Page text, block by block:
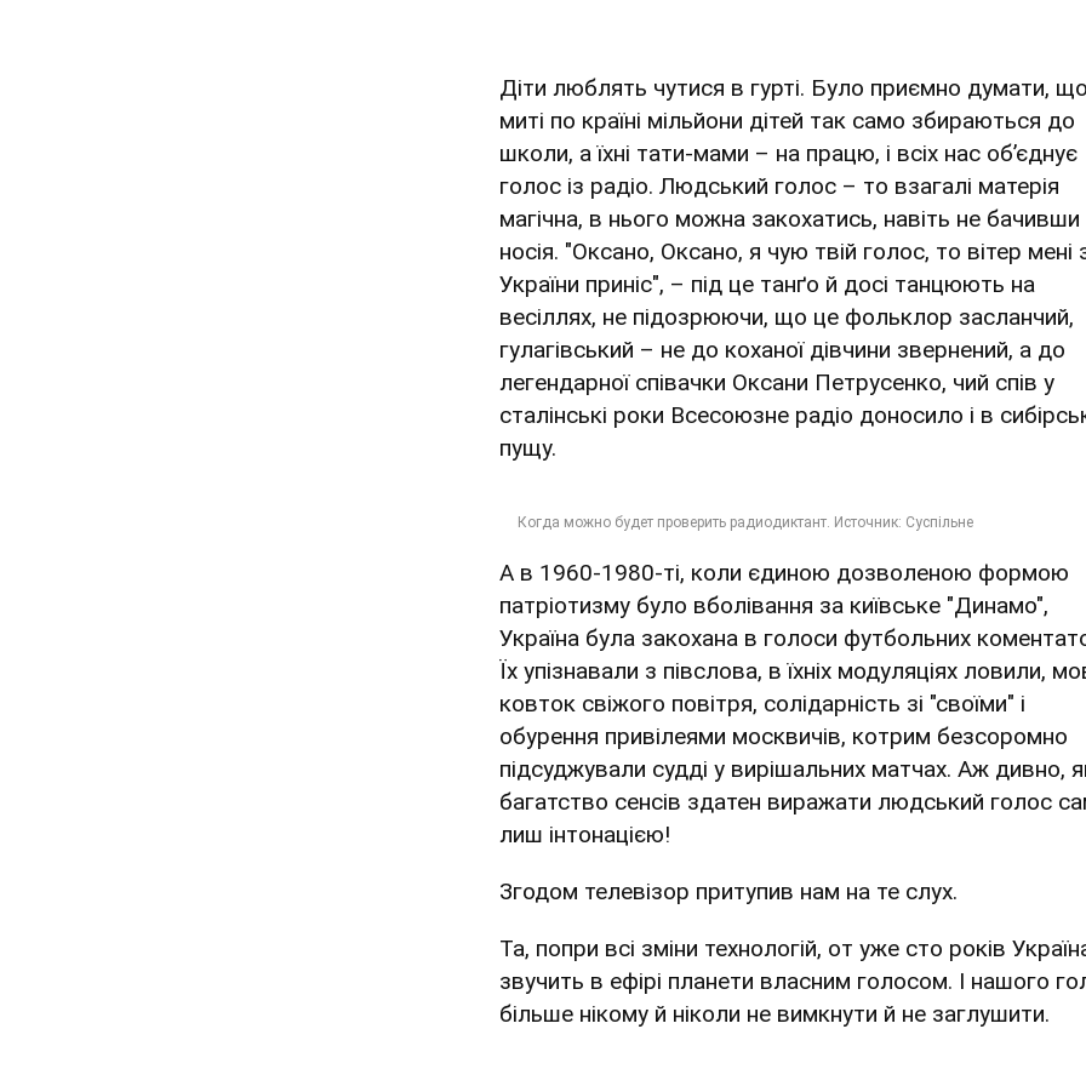
Діти люблять чутися в гурті. Було приємно думати, що
миті по країні мільйони дітей так само збираються до
школи, а їхні тати-мами – на працю, і всіх нас об’єднує
голос із радіо. Людський голос – то взагалі матерія
магічна, в нього можна закохатись, навіть не бачивши
носія. "Оксано, Оксано, я чую твій голос, то вітер мені
України приніс", – під це танґо й досі танцюють на
весіллях, не підозрюючи, що це фольклор засланчий,
гулагівський – не до коханої дівчини звернений, а до
легендарної співачки Оксани Петрусенко, чий спів у
сталінські роки Всесоюзне радіо доносило і в
пущу.
А в 1960-1980-ті, коли єдиною дозволеною формою
патріотизму було вболівання за київське "Динамо",
Україна була закохана в голоси футбольних
Їх упізнавали з півслова, в їхніх модуляціях ловили,
ковток свіжого повітря, солідарність зі "своїми" і
обурення привілеями москвичів, котрим безсоромно
підсуджували судді у вирішальних матчах. Аж дивно,
багатство сенсів здатен виражати людський голос
лиш інтонацією!
Згодом телевізор притупив нам на те слух.
Та, попри всі зміни технологій, от уже сто років
звучить в ефірі планети власним голосом. І нашого
більше нікому й ніколи не вимкнути й не заглушити.